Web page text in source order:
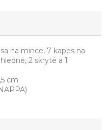
na mince, 7 kapes na
2 skryté a 1
cm